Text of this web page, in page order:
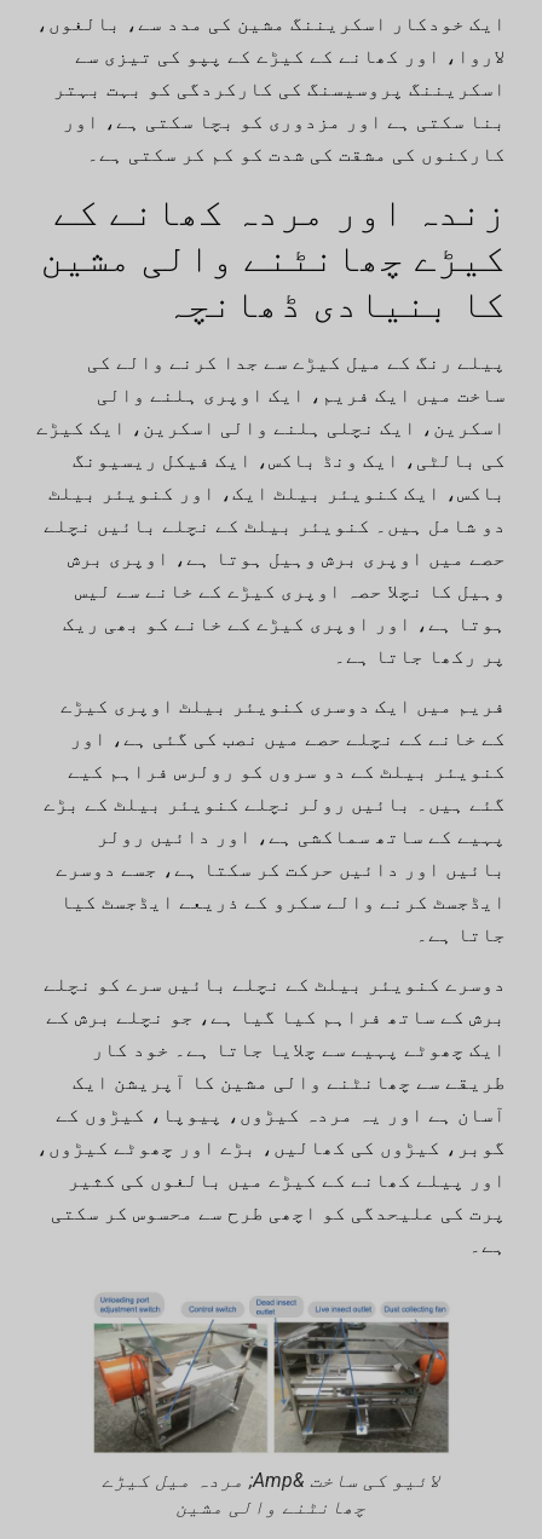
ایک خودکار اسکریننگ مشین کی مدد سے، بالغوں،
لاروا، اور کھانے کے کیڑے کے پپو کی تیزی سے
اسکریننگ پروسیسنگ کی کارکردگی کو بہت بہتر
بنا سکتی ہے اور مزدوری کو بچا سکتی ہے، اور
کارکنوں کی مشقت کی شدت کو کم کر سکتی ہے۔
زندہ اور مردہ کھانے کے
کیڑے چھانٹنے والی مشین
کا بنیادی ڈھانچہ
پیلے رنگ کے میل کیڑے سے جدا کرنے والے کی
ساخت میں ایک فریم، ایک اوپری ہلنے والی
اسکرین، ایک نچلی ہلنے والی اسکرین، ایک کیڑے
کی بالٹی، ایک ونڈ باکس، ایک فیکل ریسیونگ
باکس، ایک کنویئر بیلٹ ایک، اور کنویئر بیلٹ
دو شامل ہیں۔ کنویئر بیلٹ کے نچلے بائیں نچلے
حصے میں اوپری برش وہیل ہوتا ہے، اوپری برش
وہیل کا نچلا حصہ اوپری کیڑے کے خانے سے لیس
ہوتا ہے، اور اوپری کیڑے کے خانے کو بھی ریک
پر رکھا جاتا ہے۔
فریم میں ایک دوسری کنویئر بیلٹ اوپری کیڑے
کے خانے کے نچلے حصے میں نصب کی گئی ہے، اور
کنویئر بیلٹ کے دو سروں کو رولرس فراہم کیے
گئے ہیں۔ بائیں رولر نچلے کنویئر بیلٹ کے بڑے
پہیے کے ساتھ سماکشی ہے، اور دائیں رولر
بائیں اور دائیں حرکت کر سکتا ہے، جسے دوسرے
ایڈجسٹ کرنے والے سکرو کے ذریعے ایڈجسٹ کیا
جاتا ہے۔
دوسرے کنویئر بیلٹ کے نچلے بائیں سرے کو نچلے
برش کے ساتھ فراہم کیا گیا ہے، جو نچلے برش کے
ایک چھوٹے پہیے سے چلایا جاتا ہے۔ خود کار
طریقے سے چھانٹنے والی مشین کا آپریشن ایک
آسان ہے اور یہ مردہ کیڑوں، پیوپا، کیڑوں کے
گوبر، کیڑوں کی کھالیں، بڑے اور چھوٹے کیڑوں،
اور پیلے کھانے کے کیڑے میں بالغوں کی کثیر
پرت کی علیحدگی کو اچھی طرح سے محسوس کر سکتی
ہے۔
لائیو کی ساخت &Amp; مردہ میل کیڑے
چھانٹنے والی مشین